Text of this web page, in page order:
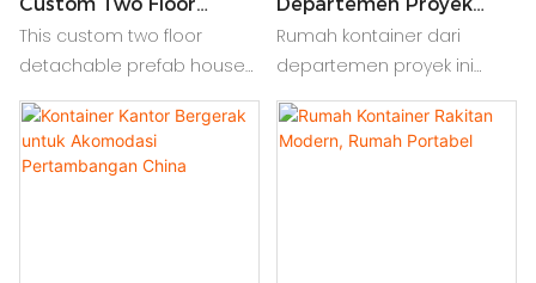
Detachable Prefab
House Design
This custom two floor
detachable prefab house
design features a modular
container homestay
design for a modern
Rumah Kontainer
Apartemen Rakitan
Rumah kontainer dari
departemen proyek ini
menampilkan desain
rumah kontainer
berdinding kaca yang